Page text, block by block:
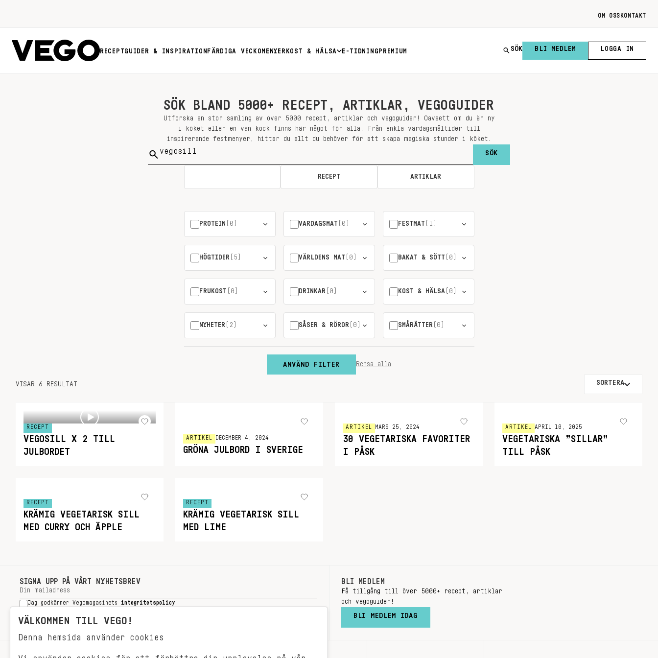
OM OSS KONTAKT
RECEPTGUIDER & INSPIRATION FÄRDIGA VECKOMENYER KOST & HÄLSA E-TIDNING PREMIUM SÖK BLI MEDLEM LOGGA IN
SÖK BLAND 5000+ RECEPT, ARTIKLAR, VEGOGUIDER
Utforska en stor samling av över 5000 recept, artiklar och vegoguider! Oavsett om du är ny
i köket eller en van kock finns här något för alla. Från enkla vardagsmåltider till
inspirerande festmenyer, hittar du allt du behöver för att skapa magiska stunder i köket.
Sök
RECEPT ARTIKLAR
PROTEIN (0) VARDAGSMAT (0) FESTMAT (1)
HÖGTIDER(5) VÄRLDENS MAT (0) BAKAT & SÖTT (0)
FRUKOST (0) DRINKAR(0) KOST & HÄLSA(0)
NYHETER(2) SÅSER & RÖROR(0) SMÅRÄTTER(0)
ANVÄND FILTER Rensa alla
VISAR 6 RESULTAT SORTERA
RECEPT
VEGOSILL X 2 TILL
JULBORDET
ARTIKEL DECEMBER 4, 2024
GRÖNA JULBORD I SVERIGE
ARTIKEL MARS 25, 2024
30 VEGETARISKA FAVORITER
I PÅSK
ARTIKEL APRIL 10, 2025
VEGETARISKA ”SILLAR”
TILL PÅSK
RECEPT
KRÄMIG VEGETARISK SILL
MED CURRY OCH ÄPPLE
RECEPT
KRÄMIG VEGETARISK SILL
MED LIME
SIGNA UPP PÅ VÅRT NYHETSBREV
Jag godkänner Vegomagasinets integritetspolicy
SIGNA UPP
BLI MEDLEM
Få tillgång till över 5000+ recept, artiklar
och vegoguider!
BLI MEDLEM IDAG
VÄLKOMMEN TILL VEGO!
Denna hemsida använder cookies